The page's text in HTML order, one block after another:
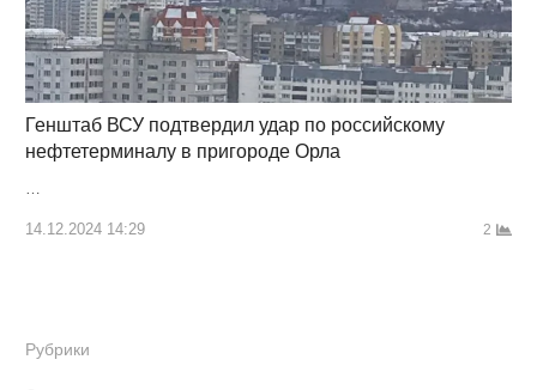
Генштаб ВСУ подтвердил удар по российскому
нефтетерминалу в пригороде Орла
…
14.12.2024 14:29 2
Рубрики